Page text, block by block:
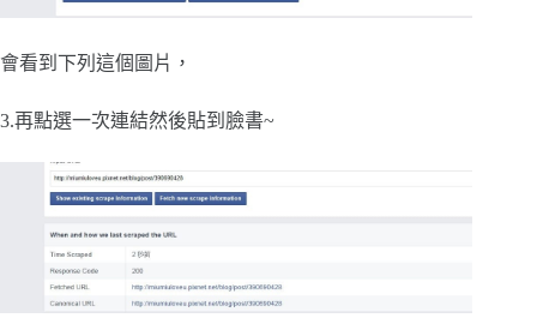
會看到下列這個圖片，
3.再點選一次連結然後貼到臉書~